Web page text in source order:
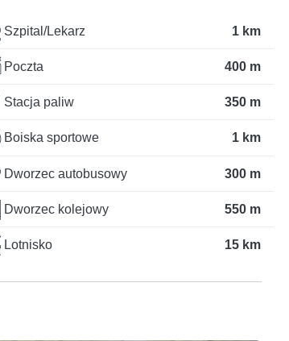
Szpital/Lekarz 1 km
Poczta 400 m
Stacja paliw 350 m
Boiska sportowe 1 km
Dworzec autobusowy 300 m
Dworzec kolejowy 550 m
Lotnisko 15 km